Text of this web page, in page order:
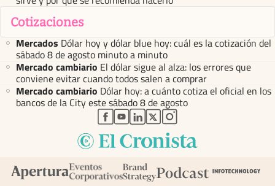
Cotizaciones
Mercados Dólar hoy y dólar blue hoy: cuál es la cotización del
sábado 8 de agosto minuto a minuto
Mercado cambiario El dólar sigue al alza: los errores que
conviene evitar cuando todos salen a comprar
Mercado cambiario Dólar hoy: a cuánto cotiza el oficial en los
bancos de la City este sábado 8 de agosto
abre en nueva pestaña
abre en nueva pestaña
abre en nueva pestaña
abre en nueva pestaña
abre en nueva pestaña